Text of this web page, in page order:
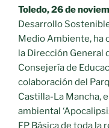
el
Toledo, 26 de
Desarrollo
Medio Ambiente, ha
la Dirección General
Consejería de
colaboración del
Castilla-La Mancha,
ambiental
FP Básica de toda la